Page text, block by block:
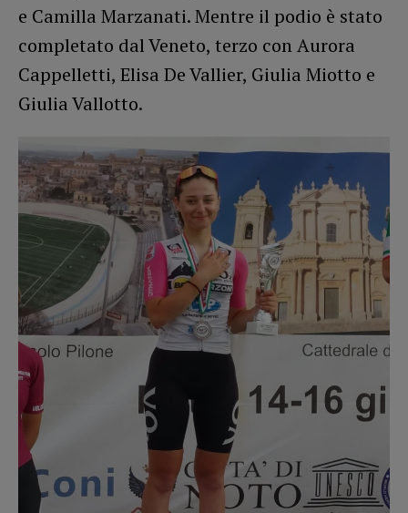
e Camilla Marzanati. Mentre il podio è stato
completato dal Veneto, terzo con Aurora
Cappelletti, Elisa De Vallier, Giulia Miotto e
Giulia Vallotto.